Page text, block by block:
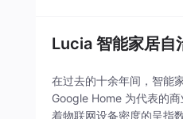
Lucia 智能家居自
在过去的十余年间，智能
Google Home 为代表的
着物联网设备密度的呈指